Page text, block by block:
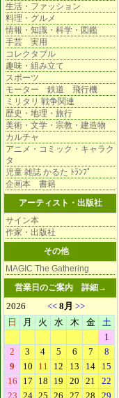
生活・ファッション
料理・グルメ
情報・知識・科学・図鑑
手芸 実用
コレクタブル
趣味・組み立て
スポーツ
モーター 鉄道 飛行機
ミリタリ 戦争関連
歴史・地理・旅行
美術・文学・宗教・建造物
カルチャ
アニメ・コミック・キャラク
タ
児童 雑誌 かるた ﾄﾗﾝﾌﾟ
企画本 書籍
アーティスト・出版社
サイン本
作家・出版社
その他
MAGIC The Gathering
営業日のご案内 詳細→